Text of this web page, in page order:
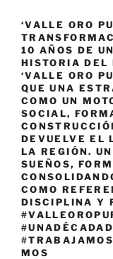
‘VALLE ORO
10 AÑOS DE
HISTORIA DEL
‘VALLE ORO
QUE UNA
COMO UN
SOCIAL,
DEVUELVE EL
LA REGIÓN.
SUEÑOS,
COMO
DISCIPLINA Y
MOS